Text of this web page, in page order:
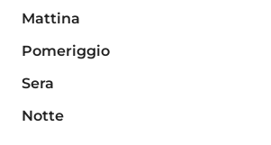
Mattina
Pomeriggio
Sera
Notte